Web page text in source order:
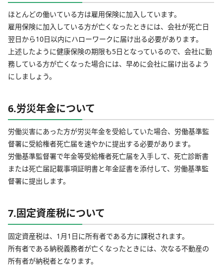
ほとんどの働いている方は雇用保険に加入しています。
雇用保険に加入している方が亡くなったときには、会社が死亡日
翌日から10日以内にハローワークに届け出る必要があります。
上述したように健康保険の期限も5日となっているので、会社に勤
務している方が亡くなった場合には、早めに会社に届け出るよう
にしましょう。
6.労災年金について
労働災害にあった方が労災年金を受給していた場合、労働基準監
督署に受給権者死亡届を速やかに提出する必要があります。
労働基準監督署で年金等受給権者死亡届を入手して、死亡診断書
または死亡届記載事項証明書と年金証書を添付して、労働基準監
督署に提出します。
7.固定資産税について
固定資産税は、1月1日に所有者である方に課税されます。
所有者である納税義務者が亡くなったときには、次なる不動産の
所有者が納税者となります。